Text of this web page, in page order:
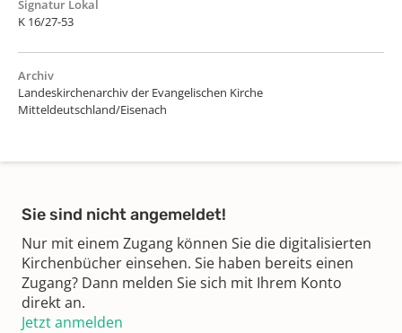
Signatur Lokal
K 16/27-53
Archiv
Landeskirchenarchiv der Evangelischen Kirche
Mitteldeutschland/Eisenach
Sie sind nicht angemeldet!
Nur mit einem Zugang können Sie die digitalisierten
Kirchenbücher einsehen. Sie haben bereits einen
Zugang? Dann melden Sie sich mit Ihrem Konto
direkt an.
Jetzt anmelden